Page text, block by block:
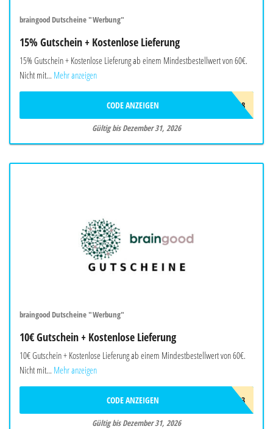
braingood Dutscheine "Werbung"
15% Gutschein + Kostenlose Lieferung
15% Gutschein + Kostenlose Lieferung ab einem Mindestbestellwert von 60€.
Nicht mit... Mehr anzeigen
BRAW718
CODE ANZEIGEN
Gültig bis Dezember 31, 2026
braingood Dutscheine "Werbung"
10€ Gutschein + Kostenlose Lieferung
10€ Gutschein + Kostenlose Lieferung ab einem Mindestbestellwert von 60€.
Nicht mit... Mehr anzeigen
BRAW403
CODE ANZEIGEN
Gültig bis Dezember 31, 2026